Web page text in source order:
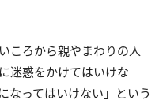
ころから親やまわりの人
迷惑をかけてはいけな
なってはいけない」という